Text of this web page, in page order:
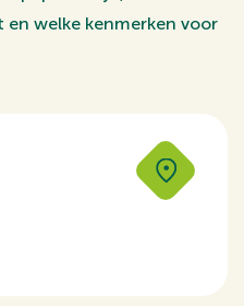
welke kenmerken voor